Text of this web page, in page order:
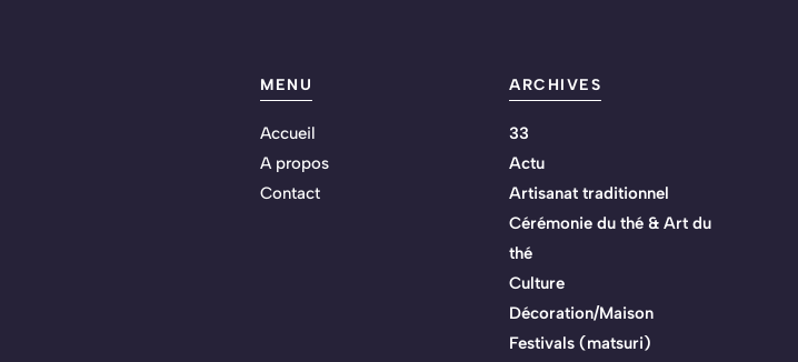
MENU
Accueil
A propos
Contact
ARCHIVES
33
Actu
Artisanat traditionnel
Cérémonie du thé & Art du
thé
Culture
Décoration/Maison
Festivals (matsuri)